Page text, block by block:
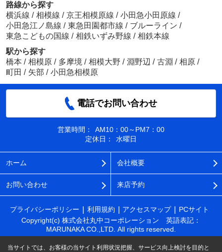
路線から探す
横浜線 / 相模線 / 京王相模原線 / 小田急小田原線 /
小田急江ノ島線 / 東急田園都市線 / ブルーライン /
東急こどもの国線 / 相鉄いずみ野線 / 相鉄本線
駅から探す
橋本 / 相模原 / 多摩境 / 相模大野 / 淵野辺 / 古淵 / 相原 /
町田 / 矢部 / 小田急相模原
電話でお問い合わせ
営業時間：
AM10：00～PM7：00
定休日：
水曜日
ホーム 会社概要
お問い合わせ 来店予約
プライバシーポリシー 利用規約 アクセスマップ
PCサイト
Copyright(c) 株式会社丸中コーポレーション 英語表記：
MARUNAKA CO.,LTD. All rights reserved.
当サイトでは、お客様の当サイト利用状況把握、サービス向上検討を目的と